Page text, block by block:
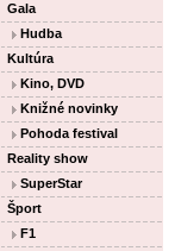
Gala
Hudba
Kultúra
Kino, DVD
Knižné novinky
Pohoda festival
Reality show
SuperStar
Šport
F1